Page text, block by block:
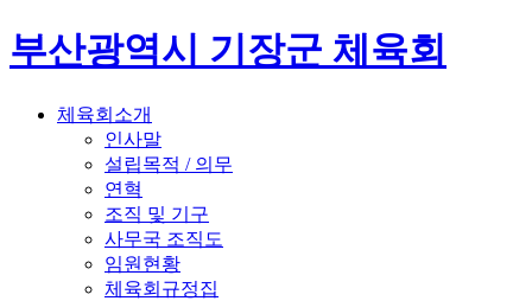
부산광역시 기장군 체육회
체육회소개
인사말
설립목적 / 의무
연혁
조직 및 기구
사무국 조직도
임원현황
체육회규정집